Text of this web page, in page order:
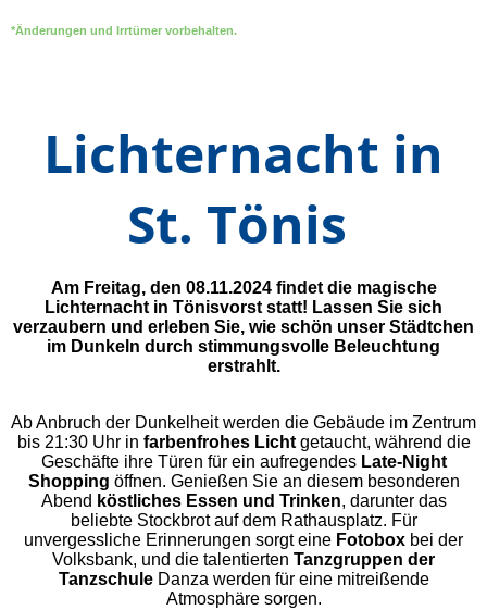
*Änderungen und Irrtümer vorbehalten.
Lichternacht in
St. Tönis
Am Freitag, den 08.11.2024 findet die magische
Lichternacht in Tönisvorst statt! Lassen Sie sich
verzaubern und erleben Sie, wie schön unser Städtchen
im Dunkeln durch stimmungsvolle Beleuchtung
erstrahlt.
Ab Anbruch der Dunkelheit werden die Gebäude im Zentrum
bis 21:30 Uhr in farbenfrohes Licht getaucht, während die
Geschäfte ihre Türen für ein aufregendes Late-Night
Shopping öffnen. Genießen Sie an diesem besonderen
Abend köstliches Essen und Trinken, darunter das
beliebte Stockbrot auf dem Rathausplatz. Für
unvergessliche Erinnerungen sorgt eine Fotobox bei der
Volksbank, und die talentierten Tanzgruppen der
TanzschuleDanza werden für eine mitreißende
Atmosphäre sorgen.